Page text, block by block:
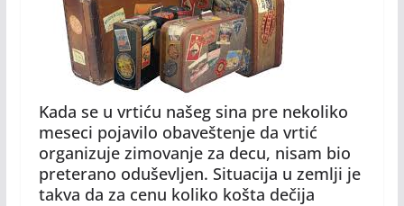
Kada se u vrtiću našeg sina pre nekoliko
meseci pojavilo obaveštenje da vrtić
organizuje zimovanje za decu, nisam bio
preterano oduševljen. Situacija u zemlji je
takva da za cenu koliko košta dečija